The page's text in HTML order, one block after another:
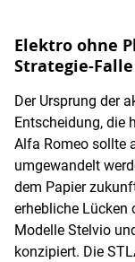
Elektro ohne
Strategie-
Der Ursprung der
Entscheidung, die
Alfa Romeo sollte
umgewandelt
dem Papier
erhebliche Lücken
Modelle Stelvio
konzipiert. Die